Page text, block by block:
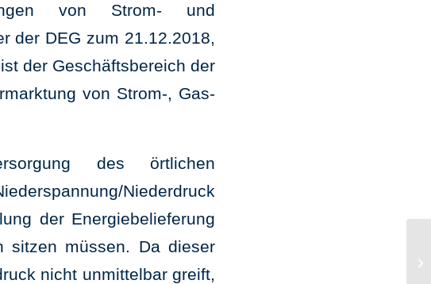
von Strom- und
der DEG zum 21.12.2018,
der Geschäftsbereich der
von Strom-, Gas-
des örtlichen
Niederdruck
der Energiebelieferung
sitzen müssen. Da dieser
nicht unmittelbar greift,
In